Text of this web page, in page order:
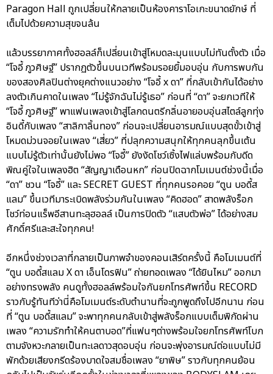
Paragon Hall ถูกเปลี่ยนให้กลายเป็นห้องคาราโอเกะขนาดยักษ์ ที่
เต็มไปด้วยความสุขจนล้น
แล้วบรรยากาศทั้งฮอลล์ก็เปลี่ยนเข้าสู่โหมดละมุนแบบไม่ทันตั้งตัว เมื่อ
“โจอี้ ภูวศิษฐ์” ปรากฏตัวขึ้นบนเวทีพร้อมรอยยิ้มอบอุ่น กับการพบกัน
ของสองศิลปินต่างยุคต่างแนวอย่าง “โจอี้ x ดา” ที่กลับเข้ากันได้อย่าง
ลงตัวเกินคาดในเพลง “ไม่รู้จักฉันไม่รู้เธอ” ก่อนที่ “ดา” จะยกเวทีให้
“โจอี้ ภูวศิษฐ์” พาแฟนเพลงเข้าสู่โลกดนตรีกลิ่นอายอบอุ่นสไตล์ลูกทุ่ง
อินดี้กับเพลง “สาลิกาลิ้นทอง” ก่อนจะเปลี่ยนอารมณ์แบบสุดขั้วเข้าสู่
โหมดม่วนจอยในเพลง “เสี่ยว” ที่ปลุกความสนุกให้ทุกคนลุกขึ้นเต้น
แบบไม่รู้ตัวเท่านั้นยังไม่พอ “โจอี้” ยังงัดโชว์เซิ้งไฟแล่บพร้อมกับดีด
พิณคู่ใจในเพลงฮิต “สัญญาเดือนหก” ก่อนปิดฉากโมเมนต์ช่วงนี้เมื่อ
“ดา” ชวน “โจอี้” และ SECRET GUEST ที่ทุกคนรอคอย “ตูน บอดี้ส
แลม” ขึ้นเวทีมาระเบิดพลังร่วมกันในเพลง “คิดฮอด” สาดพลังร็อก
โชว์ท่อนแร็พอีสานทะลุฮอลล์ เป็นการปิดตัว “แสบตัวพ่อ” ได้อย่างสม
ศักดิ์ศรีและสะใจทุกคน!
อีกหนึ่งช่วงเวลาที่กลายเป็นภาพจำของคอนเสิร์ตครั้งนี้ คือโมเมนต์ที่
“ตูน บอดี้สแลม X ดา เอ็นโดรฟิน” ถ่ายทอดเพลง “ได้ยินไหม” ออกมา
อย่างทรงพลัง คนดูทั้งฮอลล์พร้อมใจกันยกโทรศัพท์ขึ้น RECORD
ราวกับรู้ทันทีว่านี่คือโมเมนต์ระดับตำนานที่จะถูกพูดถึงไปอีกนาน ก่อน
ที่ “ตูน บอดี้สแลม” จะพาทุกคนกลับเข้าสู่พลังร็อกแบบเต็มพิกัดผ่าน
เพลง “ความรักทำให้คนตาบอด”ที่แฟนๆต่างพร้อมใจยกโทรศัพท์โบก
ตามจังหวะกลายเป็นทะเลดาวสุดอบอุ่น ก่อนจะพุ่งอารมณ์ต่อแบบไม่มี
พักด้วยเสียงกรีดร้องบาดใจสมชื่อเพลง “ยาพิษ” ราวกับทุกคนย้อน